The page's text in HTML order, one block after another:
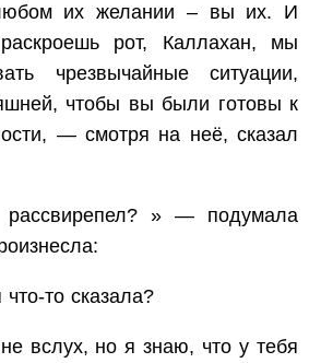
их желании – вы их. И
рот, Каллахан, мы
чрезвычайные ситуации,
чтобы вы были готовы к
— смотря на неё, сказал
» — подумала
то сказала?
вслух, но я знаю, что у тебя